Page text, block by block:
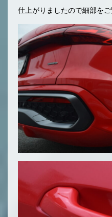
仕上がりましたので細部をご